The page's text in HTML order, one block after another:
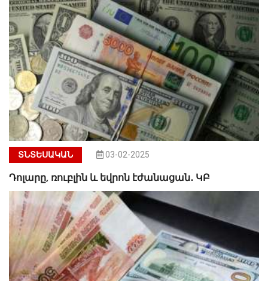
ՏՆՏԵՍԱԿԱՆ 03-02-2025
Դոլարը, ռուբլին և եվրոն էժանացան․ ԿԲ